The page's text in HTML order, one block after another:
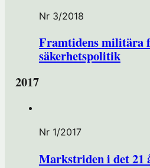
Nr 3/2018
Framtidens militära
säkerhetspolitik
2017
Nr 1/2017
Markstriden i det 21